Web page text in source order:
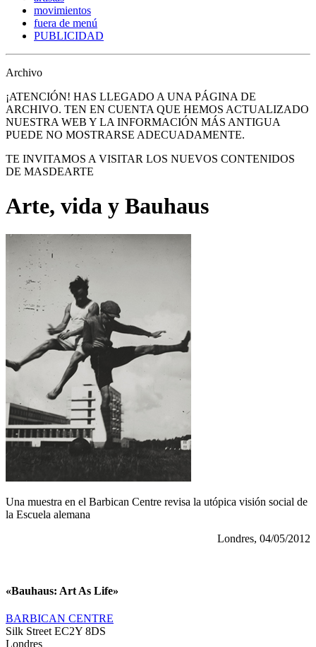
movimientos
fuera de menú
PUBLICIDAD
Archivo
¡ATENCIÓN! HAS LLEGADO A UNA PÁGINA DE
ARCHIVO. TEN EN CUENTA QUE HEMOS ACTUALIZADO
NUESTRA WEB Y LA INFORMACIÓN MÁS ANTIGUA
PUEDE NO MOSTRARSE ADECUADAMENTE.
TE INVITAMOS A VISITAR LOS NUEVOS CONTENIDOS
DE MASDEARTE
Arte, vida y Bauhaus
Una muestra en el Barbican Centre revisa la utópica visión social de
la Escuela alemana
Londres, 04/05/2012
«Bauhaus: Art As Life»
BARBICAN CENTRE
Silk Street EC2Y 8DS
Londres